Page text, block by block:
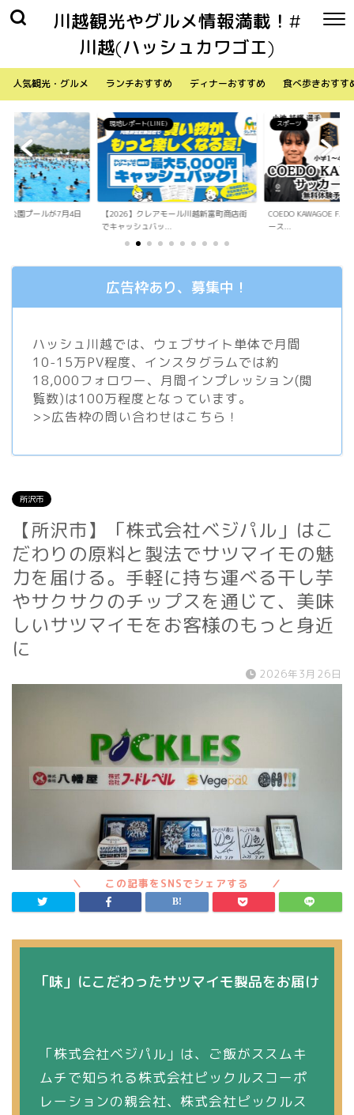
川越観光やグルメ情報満載！#
川越(ハッシュカワゴエ)
人気観光・グルメ ランチおすすめ ディナーおすすめ 食べ歩きおすす
ル川越新富町商店街
スポーツ
COEDO KAWAGOE F.Cが小学生向けサッカ
ース...
生活
「Sky Walker 7058」
内ア...
広告枠あり、募集中！
ハッシュ川越では、ウェブサイト単体で月間
10-15万PV程度、 インスタグラムでは約
18,000フォロワー、月間インプレッション(閲
覧数)は100万程度となっています。
>>広告枠の問い合わせはこちら！
所沢市
【所沢市】「株式会社ベジパル」はこ
だわりの原料と製法でサツマイモの魅
力を届ける。手軽に持ち運べる干し芋
やサクサクのチップスを通じて、美味
しいサツマイモをお客様のもっと身近
に
2026年3月26日
「味」にこだわったサツマイモ製品をお届け
「株式会社ベジパル」は、ご飯がススムキ
ムチで知られる株式会社ピックルスコーポ
レーションの親会社、株式会社ピックルス